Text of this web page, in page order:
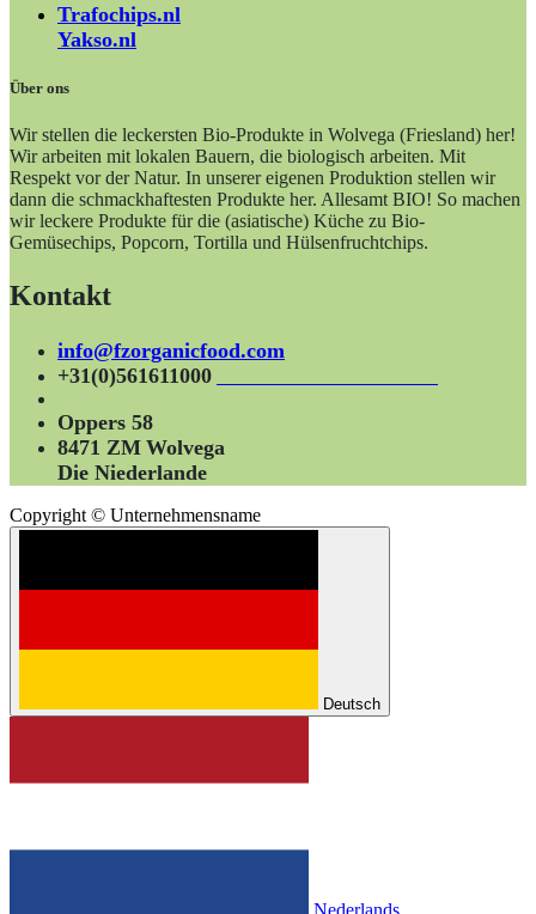
Trafochips.nl
Yakso.nl
Über ons
Wir stellen die leckersten Bio-Produkte in Wolvega (Friesland) her!
Wir arbeiten mit lokalen Bauern, die biologisch arbeiten. Mit
Respekt vor der Natur. In unserer eigenen Produktion stellen wir
dann die schmackhaftesten Produkte her. Allesamt BIO! So machen
wir leckere Produkte für die (asiatische) Küche zu Bio-
Gemüsechips, Popcorn, Tortilla und Hülsenfruchtchips.
Kontakt
info@fzorganicfood.com
+31(0)561611000
Oppers 58
8471 ZM Wolvega
Die Niederlande
Copyright © Unternehmensname
Deutsch